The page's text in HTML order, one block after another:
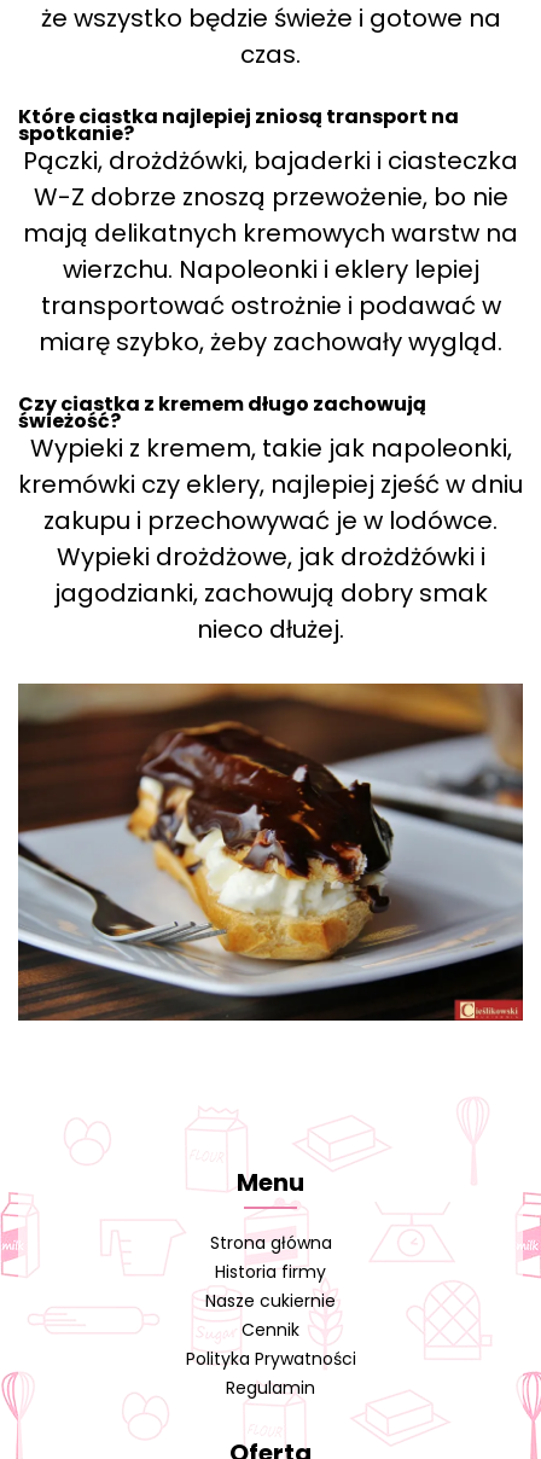
że wszystko będzie świeże i gotowe na
czas.
Które ciastka najlepiej zniosą transport na
spotkanie?
Pączki, drożdżówki, bajaderki i ciasteczka
W-Z dobrze znoszą przewożenie, bo nie
mają delikatnych kremowych warstw na
wierzchu. Napoleonki i eklery lepiej
transportować ostrożnie i podawać w
miarę szybko, żeby zachowały wygląd.
Czy ciastka z kremem długo zachowują
świeżość?
Wypieki z kremem, takie jak napoleonki,
kremówki czy eklery, najlepiej zjeść w dniu
zakupu i przechowywać je w lodówce.
Wypieki drożdżowe, jak drożdżówki i
jagodzianki, zachowują dobry smak
nieco dłużej.
Menu
Strona główna
Historia firmy
Nasze cukiernie
Cennik
Polityka Prywatności
Regulamin